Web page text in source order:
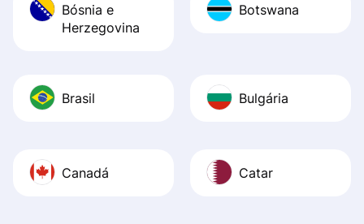
Bósnia e
Herzegovina
Botswana
Brasil Bulgária
Canadá Catar